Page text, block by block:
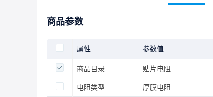
商品参数
属性 参数值
商品目录 贴片电阻
电阻类型 厚膜电阻